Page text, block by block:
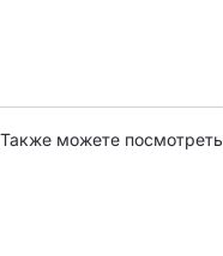
можете посмотреть